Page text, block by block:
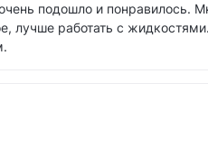
подошло и понравилось.
лучше работать с